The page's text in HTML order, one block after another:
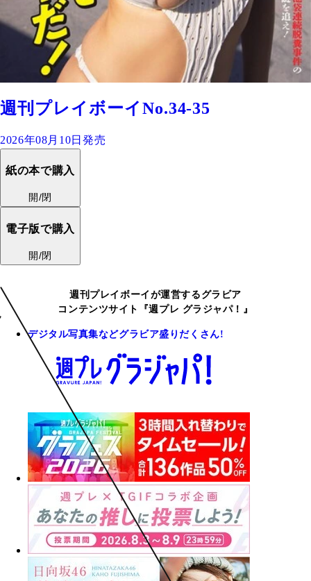
週刊プレイボーイNo.34-35
2026年08月10日発売
紙の本で購入
開/閉
電子版で購入
開/閉
週刊プレイボーイが運営するグラビア
コンテンツサイト『週プレ グラジャパ！』
デジタル写真集などグラビア盛りだくさん!